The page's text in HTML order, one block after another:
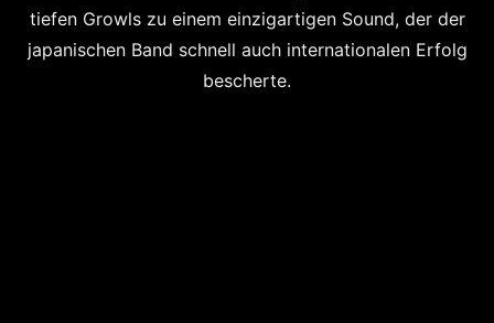
tiefen Growls zu einem einzigartigen Sound, der der
japanischen Band schnell auch internationalen Erfolg
bescherte.